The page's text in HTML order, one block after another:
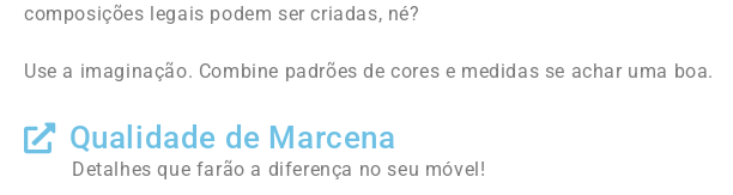
composições legais podem ser criadas, né?
Use a imaginação. Combine padrões de cores e medidas se achar uma boa.
Qualidade de Marcena
Detalhes que farão a diferença no seu móvel!